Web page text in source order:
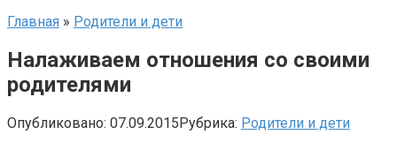
Главная » Родители и дети
Налаживаем отношения со своими
родителями
Опубликовано: 07.09.2015Рубрика: Родители и дети